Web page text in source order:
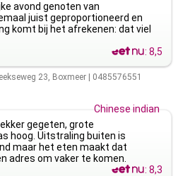
avond genoten van
juist geproportioneerd en
komt bij het afrekenen: dat viel
:8,5
23, Boxmeer 0485576551
Chinese indian
gegeten, grote
hoog. Uitstraling buiten is
maar het eten maakt dat
adres om vaker te komen.
:8,3